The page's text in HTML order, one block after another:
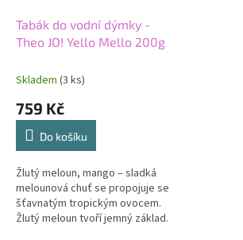
Tabák do vodní dýmky -
Theo JO! Yello Mello 200g
Skladem (3 ks)
759 Kč
Do košíku
Žlutý meloun, mango – sladká
melounová chuť se propojuje se
šťavnatým tropickým ovocem.
Žlutý meloun tvoří jemný základ.